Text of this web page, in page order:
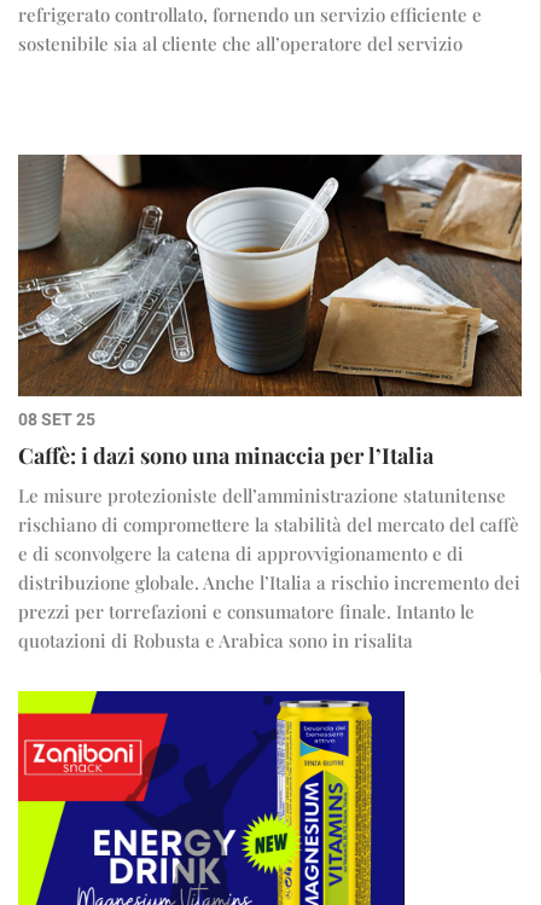
refrigerato controllato, fornendo un servizio efficiente e
sostenibile sia al cliente che all’operatore del servizio
08 SET 25
Caffè: i dazi sono una minaccia per l’Italia
Le misure protezioniste dell’amministrazione statunitense
rischiano di compromettere la stabilità del mercato del caffè
e di sconvolgere la catena di approvvigionamento e di
distribuzione globale. Anche l’Italia a rischio incremento dei
prezzi per torrefazioni e consumatore finale. Intanto le
quotazioni di Robusta e Arabica sono in risalita